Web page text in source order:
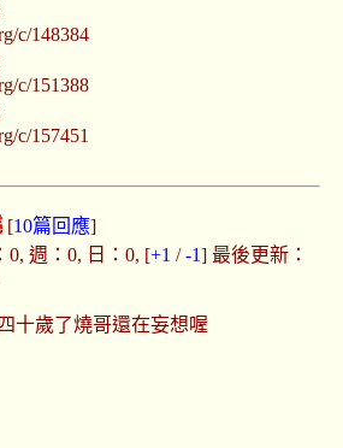
c/148384
c/151388
c/157451
[10篇回應]
0, 週：0, 日：0, [+1 /-1] 最後更新：
十歲了燒哥還在妄想喔